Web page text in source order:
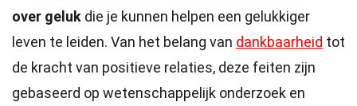
over geluk die je kunnen helpen een gelukkiger
leven te leiden. Van het belang van dankbaarheid tot
de kracht van positieve relaties, deze feiten zijn
gebaseerd op wetenschappelijk onderzoek en